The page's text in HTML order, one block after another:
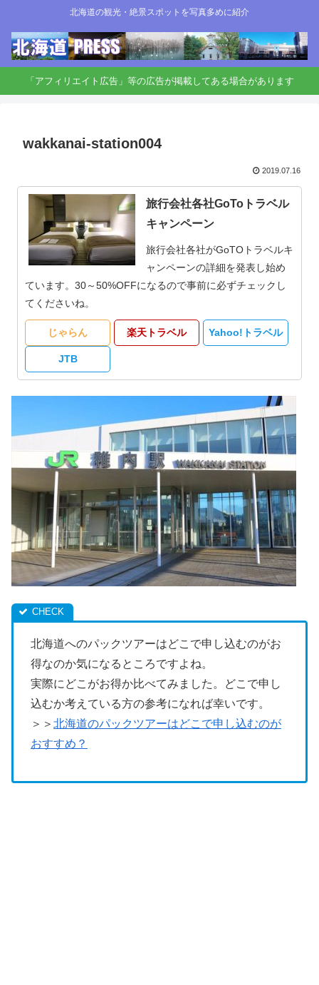
北海道の観光・絶景スポットを写真多めに紹介
「アフィリエイト広告」等の広告が掲載してある場合があります
wakkanai-station004
2019.07.16
旅行会社各社GoToトラベル
キャンペーン
旅行会社各社がGoTOトラベルキ
ャンペーンの詳細を発表し始め
ています。30～50%OFFになるので事前に必ずチェックし
てくださいね。
じゃらん 楽天トラベル Yahoo!トラベル
JTB
北海道へのパックツアーはどこで申し込むのがお
得なのか気になるところですよね。
実際にどこがお得か比べてみました。どこで申し
込むか考えている方の参考になれば幸いです。
＞＞ 北海道のパックツアーはどこで申し込むのが
おすすめ？